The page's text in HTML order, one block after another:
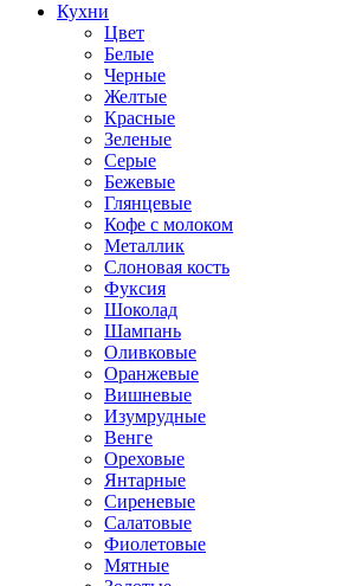
Кухни
Цвет
Белые
Черные
Желтые
Красные
Зеленые
Серые
Бежевые
Глянцевые
Кофе с молоком
Металлик
Слоновая кость
Фуксия
Шоколад
Шампань
Оливковые
Оранжевые
Вишневые
Изумрудные
Венге
Ореховые
Янтарные
Сиреневые
Салатовые
Фиолетовые
Мятные